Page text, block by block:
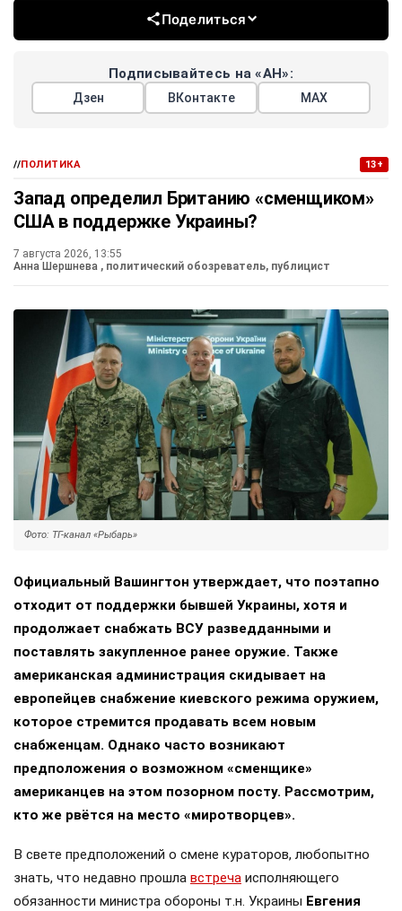
Поделиться
Подписывайтесь на «АН»:
Дзен ВКонтакте МАХ
//ПОЛИТИКА 13+
Запад определил Британию «сменщиком»
США в поддержке Украины?
7 августа 2026, 13:55
Анна Шершнева , политический обозреватель, публицист
Фото: ТГ-канал «Рыбарь»
Официальный Вашингтон утверждает, что поэтапно
отходит от поддержки бывшей Украины, хотя и
продолжает снабжать ВСУ разведданными и
поставлять закупленное ранее оружие. Также
американская администрация скидывает на
европейцев снабжение киевского режима оружием,
которое стремится продавать всем новым
снабженцам. Однако часто возникают
предположения о возможном «сменщике»
американцев на этом позорном посту. Рассмотрим,
кто же рвётся на место «миротворцев».
В свете предположений о смене кураторов, любопытно
знать, что недавно прошла встреча исполняющего
обязанности министра обороны т.н. Украины Евгения